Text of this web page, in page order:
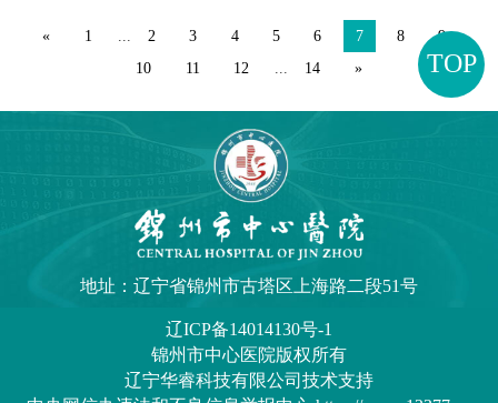
TOP
业摸底考试，将持续一个季度。通过
高频次的模底考试，帮助住院医师们
熟悉考试流程，检验学习成果，查缺
补漏，进一步提升学员们的专业知识
水平。
« 1 2 3 4 5 6 7 8
9
10
11 12 14 »
地址：辽宁省锦州市古塔区上海路二段51号
辽ICP备14014130号-1
锦州市中心医院版权所有
辽宁华睿科技有限公司技术支持